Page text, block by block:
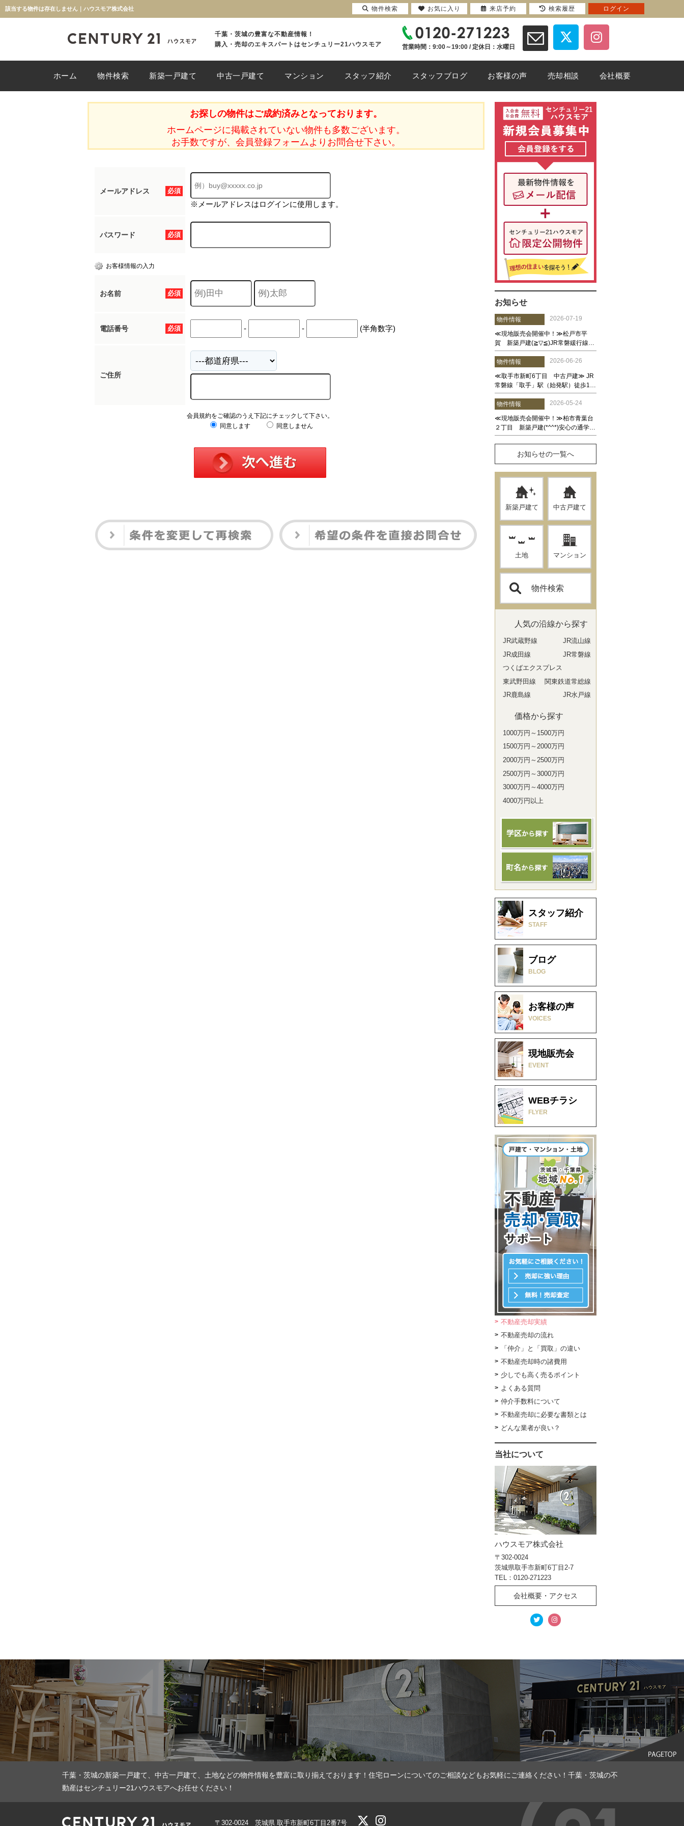
該当する物件は存在しません｜ハウスモア株式会社
千葉・茨城の豊富な不動産情報！
購入・売却のエキスパートはセンチュリー21ハウスモア
営業時間：9:00～19:00 / 定休日：水曜日
ホーム 物件検索 新築一戸建て 中古一戸建て マンション スタッフ紹介 スタッフブログ お客様の声 売却相談 会社概要
お探しの物件はご成約済みとなっております。
ホームページに掲載されていない物件も多数ございます。
お手数ですが、会員登録フォームよりお問合せ下さい。
必須
メールアドレス
※メールアドレスはログインに使用します。
必須
パスワード
お客様情報の入力
必須
お名前
必須
電話番号 - - (半角数字)
ご住所
会員規約をご確認のうえ下記にチェックして下さい。
同意します
同意しません
お知らせ
お知らせの一覧へ
新築戸建て 中古戸建て
土地 マンション
物件検索
人気の沿線から探す
JR武蔵野線
JR流山線
JR成田線
JR常磐線
つくばエクスプレス
東武野田線
関東鉄道常総線
JR鹿島線
JR水戸線
価格から探す
1000万円～1500万円
1500万円～2000万円
2000万円～2500万円
2500万円～3000万円
3000万円～4000万円
4000万円以上
スタッフ紹介
STAFF
ブログ
BLOG
お客様の声
VOICES
現地販売会
EVENT
WEBチラシ
FLYER
不動産売却実績
不動産売却の流れ
「仲介」と「買取」の違い
不動産売却時の諸費用
少しでも高く売るポイント
よくある質問
仲介手数料について
不動産売却に必要な書類とは
どんな業者が良い？
当社について
ハウスモア株式会社
〒302-0024
茨城県取手市新町6丁目2-7
TEL：0120-271223
会社概要・アクセス
千葉・茨城の新築一戸建て、中古一戸建て、土地などの物件情報を豊富に取り揃えております！住宅ローンについてのご相談などもお気軽にご連絡ください！千葉・茨城の不
動産はセンチュリー21ハウスモアへお任せください！
〒302-0024 茨城県 取手市新町6丁目2番7号
物件検索 お気に入り 来店予約 検索履歴 ログイン